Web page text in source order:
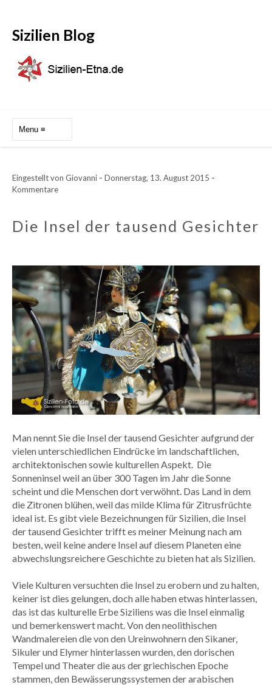
Sizilien Blog
Eingestellt von Giovanni - Donnerstag, 13. August 2015 -
Kommentare
Die Insel der tausend Gesichter
Man nennt Sie die Insel der tausend Gesichter aufgrund der
vielen unterschiedlichen Eindrücke im landschaftlichen,
architektonischen sowie kulturellen Aspekt. Die
Sonneninsel weil an über 300 Tagen im Jahr die Sonne
scheint und die Menschen dort verwöhnt. Das Land in dem
die Zitronen blühen, weil das milde Klima für Zitrusfrüchte
ideal ist. Es gibt viele Bezeichnungen für Sizilien, die Insel
der tausend Gesichter trifft es meiner Meinung nach am
besten, weil keine andere Insel auf diesem Planeten eine
abwechslungsreichere Geschichte zu bieten hat als Sizilien.
Viele Kulturen versuchten die Insel zu erobern und zu halten,
keiner ist dies gelungen, doch alle haben etwas hinterlassen,
das ist das kulturelle Erbe Siziliens was die Insel einmalig
und bemerkenswert macht. Von den neolithischen
Wandmalereien die von den Ureinwohnern den Sikaner,
Sikuler und Elymer hinterlassen wurden, den dorischen
Tempel und Theater die aus der griechischen Epoche
stammen, den Bewässerungssystemen der arabischen